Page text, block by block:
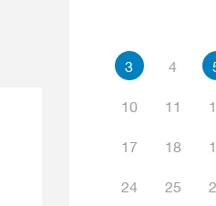
3 4
10 11
17 18
24 25